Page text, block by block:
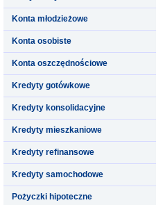
Konta młodzieżowe
Konta osobiste
Konta oszczędnościowe
Kredyty gotówkowe
Kredyty konsolidacyjne
Kredyty mieszkaniowe
Kredyty refinansowe
Kredyty samochodowe
Pożyczki hipoteczne